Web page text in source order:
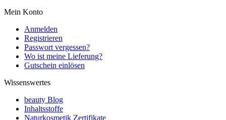
Mein Konto
Anmelden
Registrieren
Passwort vergessen?
Wo ist meine Lieferung?
Gutschein einlösen
Wissenswertes
beauty Blog
Inhaltsstoffe
Naturkosmetik Zertifikate